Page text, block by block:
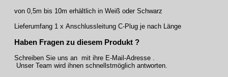
von 0,5m bis 10m erhältlich in Weiß oder Schwarz
Lieferumfang 1 x Anschlussleitung C-Plug je nach Länge
Haben Fragen zu diesem Produkt ?
Schreiben Sie uns an mit ihre E-Mail-Adresse .
Unser Team wird ihnen schnellstmöglich antworten.